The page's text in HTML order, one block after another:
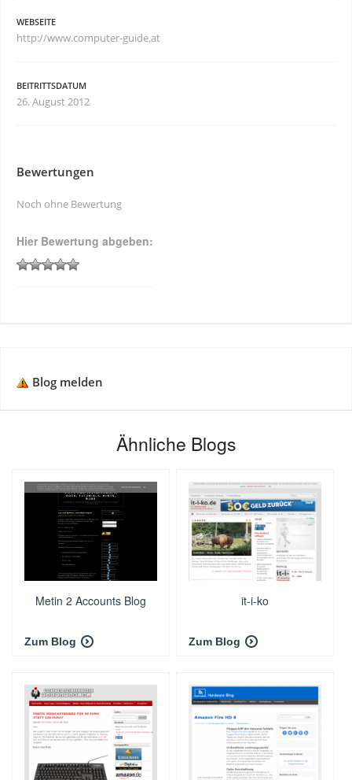
WEBSEITE
http://www.computer-guide.at
BEITRITTSDATUM
26. August 2012
Bewertungen
Noch ohne Bewertung
Hier Bewertung abgeben:
Blog melden
Ähnliche Blogs
Metin 2 Accounts Blog
Zum Blog
it-i-ko
Zum Blog